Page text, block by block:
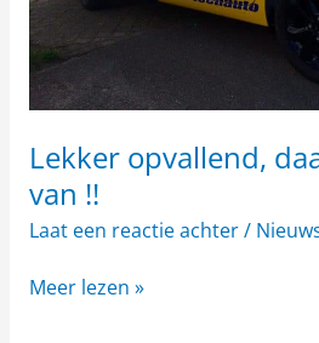
Lekker opvallend,
van !!
Laat een reactie achter/
Meer lezen »